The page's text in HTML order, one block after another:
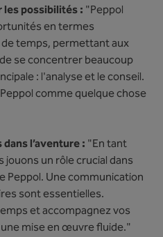
possibilités : "Peppol
en termes
temps, permettant aux
se concentrer beaucoup
: l'analyse et le conseil.
comme quelque chose
l’aventure : "En tant
un rôle crucial dans
Une communication
sont essentielles.
et accompagnez vos
mise en œuvre fluide."